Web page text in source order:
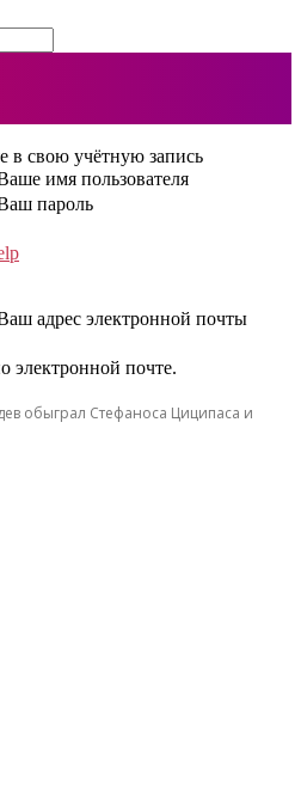
в свою учётную запись
имя пользователя
пароль
адрес электронной почты
электронной почте.
обыграл Стефаноса Циципаса и